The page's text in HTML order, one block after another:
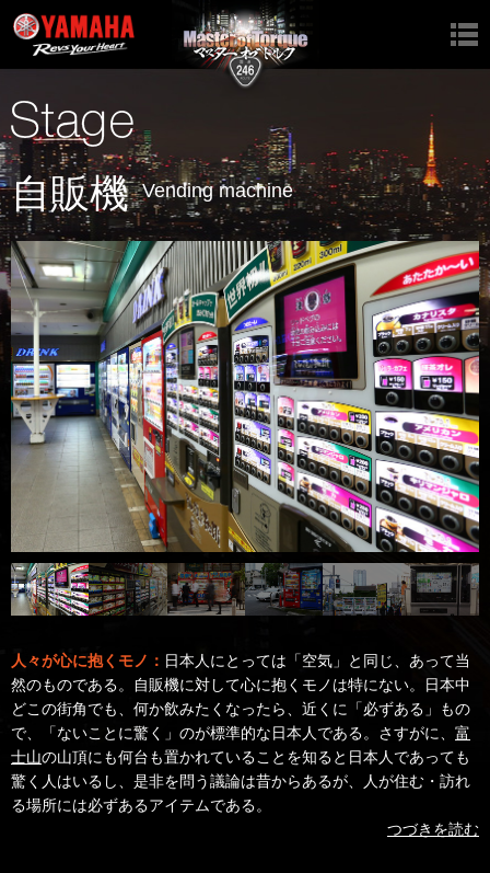
Top
Story
Characters
Garage
Gallery
Stage
自販機 Vending machine
人々が心に抱くモノ： 日本人にとっては「空気」と同じ、あって当
然のものである。自販機に対して心に抱くモノは特にない。日本中
どこの街角でも、何か飲みたくなったら、近くに「必ずある」もの
で、「ないことに驚く」のが標準的な日本人である。さすがに、 富
士山の山頂にも何台も置かれていることを知ると日本人であっても
驚く人はいるし、是非を問う議論は昔からあるが、人が住む・訪れ
る場所には必ずあるアイテムである。
つづきを読む